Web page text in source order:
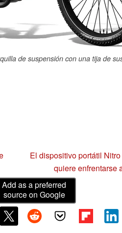
de suspensión con una tija de
El dispositivo portátil
quiere enfrentarse
Add as a preferred
source on Google